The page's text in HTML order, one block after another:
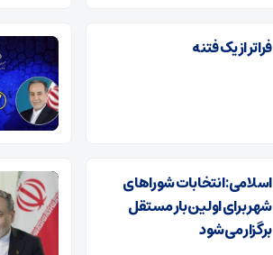
فراتر از یک فتنه
اسلامی: انتخابات شوراهای
شهر برای اولین بار مستقل
برگزار می‌شود